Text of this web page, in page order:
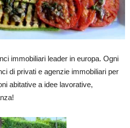
immobiliari leader in europa. Ogni
di privati e agenzie immobiliari per
abitative a idee lavorative,